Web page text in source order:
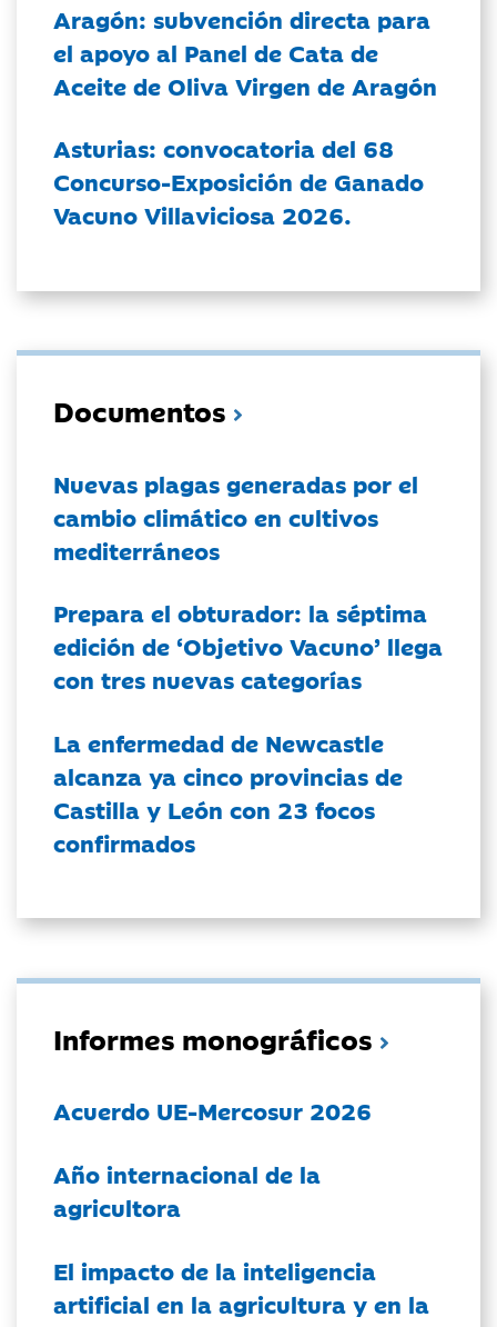
Aragón: subvención directa para
el apoyo al Panel de Cata de
Aceite de Oliva Virgen de Aragón
Asturias: convocatoria del 68
Concurso-Exposición de Ganado
Vacuno Villaviciosa 2026.
Documentos
Nuevas plagas generadas por el
cambio climático en cultivos
mediterráneos
Prepara el obturador: la séptima
edición de ‘Objetivo Vacuno’ llega
con tres nuevas categorías
La enfermedad de Newcastle
alcanza ya cinco provincias de
Castilla y León con 23 focos
confirmados
Informes monográficos
Acuerdo UE-Mercosur 2026
Año internacional de la
agricultora
El impacto de la inteligencia
artificial en la agricultura y en la